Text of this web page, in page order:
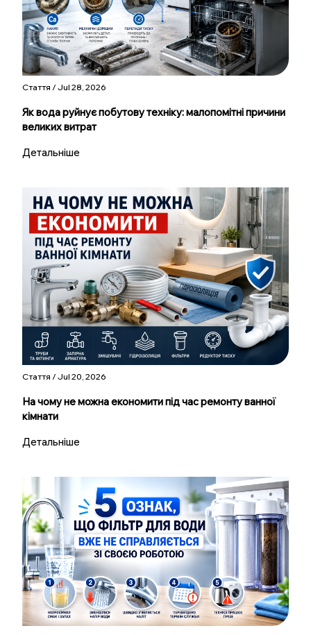
Стаття / Jul 28, 2026
Як вода руйнує побутову техніку: малопомітні причини
великих витрат
Детальніше
Стаття / Jul 20, 2026
На чому не можна економити під час ремонту ванної
кімнати
Детальніше